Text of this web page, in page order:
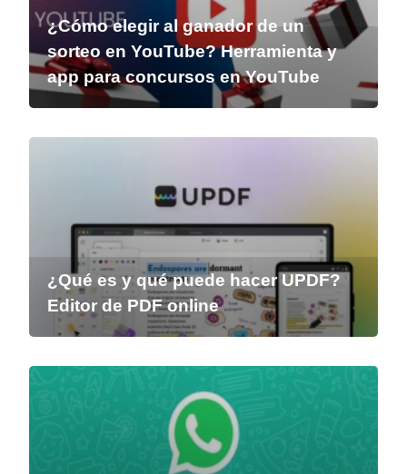
¿Cómo elegir al ganador de un
sorteo en YouTube? Herramienta y
app para concursos en YouTube
¿Qué es y qué puede hacer UPDF?
Editor de PDF online